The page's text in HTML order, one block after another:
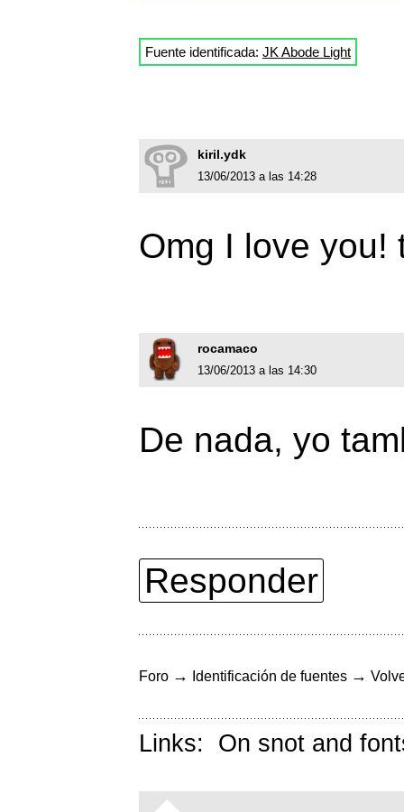
Fuente identificada: JK Abode Light
kiril.ydk
13/06/2013 a las 14:28
Omg I love
rocamaco
13/06/2013 a las 14:30
De nada, yo
Responder
Foro → Identificación de fuentes →
Links: On snot and